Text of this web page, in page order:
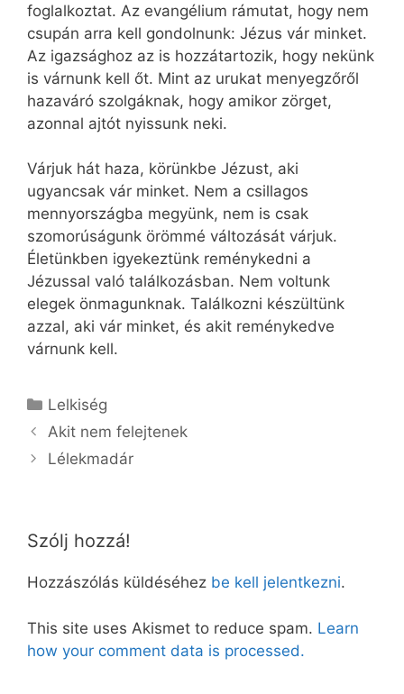
foglalkoztat. Az evangélium rámutat, hogy nem
csupán arra kell gondolnunk: Jézus vár minket.
Az igazsághoz az is hozzátartozik, hogy nekünk
is várnunk kell őt. Mint az urukat menyegzőről
hazaváró szolgáknak, hogy amikor zörget,
azonnal ajtót nyissunk neki.
Várjuk hát haza, körünkbe Jézust, aki
ugyancsak vár minket. Nem a csillagos
mennyországba megyünk, nem is csak
szomorúságunk örömmé változását várjuk.
Életünkben igyekeztünk reménykedni a
Jézussal való találkozásban. Nem voltunk
elegek önmagunknak. Találkozni készültünk
azzal, aki vár minket, és akit reménykedve
várnunk kell.
Kategória
Lelkiség
Akit nem felejtenek
Lélekmadár
Szólj hozzá!
Hozzászólás küldéséhez be kell jelentkezni.
This site uses Akismet to reduce spam. Learn
how your comment data is processed.